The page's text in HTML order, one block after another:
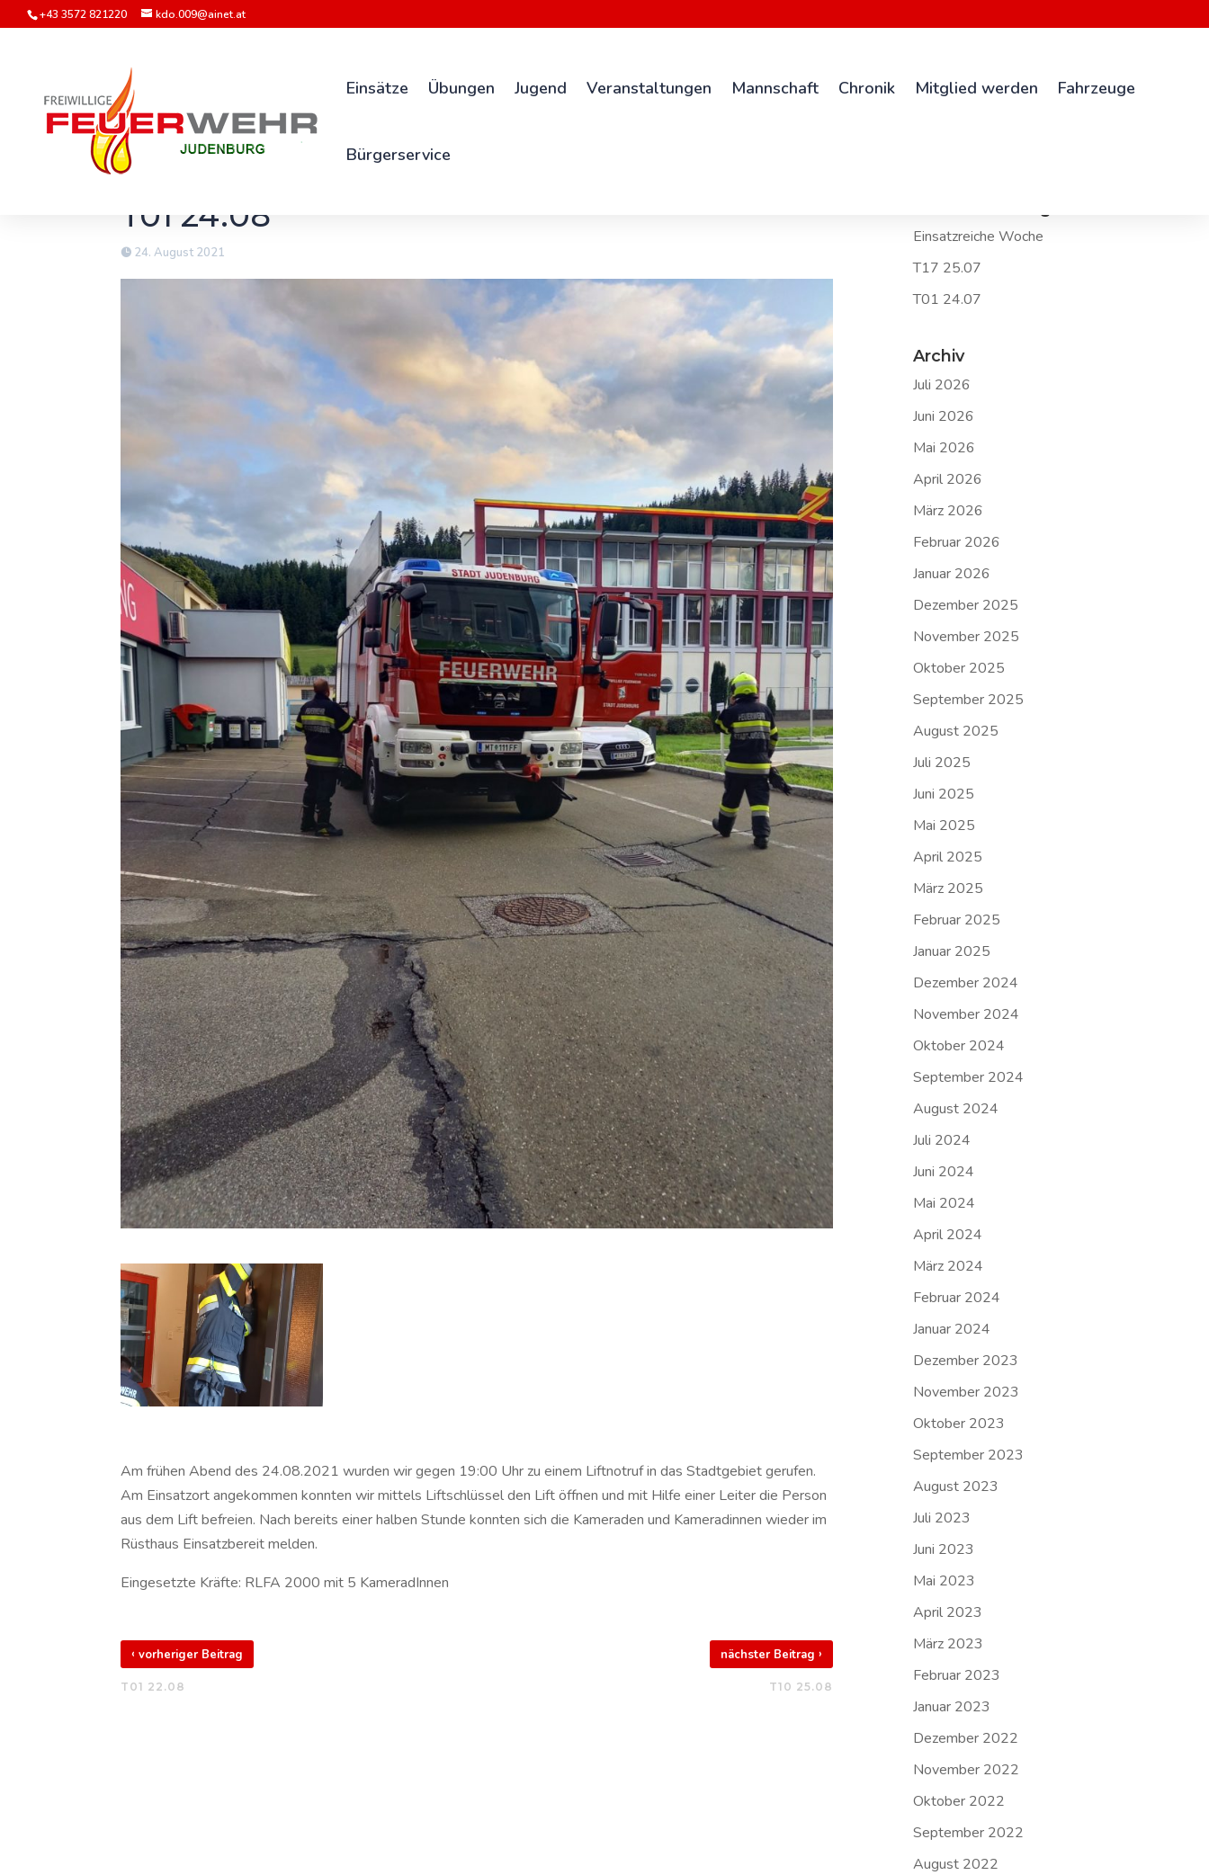
+43 3572 821220 kdo.009@ainet.at
Einsätze Übungen Jugend Veranstaltungen Mannschaft Chronik Mitglied werden Fahrzeuge
Bürgerservice
T01 24.08
24. August 2021
Am frühen Abend des 24.08.2021 wurden wir gegen 19:00 Uhr zu einem Liftnotruf in das Stadtgebiet gerufen.
Am Einsatzort angekommen konnten wir mittels Liftschlüssel den Lift öffnen und mit Hilfe einer Leiter die Person
aus dem Lift befreien. Nach bereits einer halben Stunde konnten sich die Kameraden und Kameradinnen wieder im
Rüsthaus Einsatzbereit melden.
Eingesetzte Kräfte: RLFA 2000 mit 5 KameradInnen
‹ vorheriger Beitrag
T01 22.08
nächster Beitrag›
T10 25.08
Einsatzreiche Woche
T17 25.07
T01 24.07
Archiv
Juli 2026
Juni 2026
Mai 2026
April 2026
März 2026
Februar 2026
Januar 2026
Dezember 2025
November 2025
Oktober 2025
September 2025
August 2025
Juli 2025
Juni 2025
Mai 2025
April 2025
März 2025
Februar 2025
Januar 2025
Dezember 2024
November 2024
Oktober 2024
September 2024
August 2024
Juli 2024
Juni 2024
Mai 2024
April 2024
März 2024
Februar 2024
Januar 2024
Dezember 2023
November 2023
Oktober 2023
September 2023
August 2023
Juli 2023
Juni 2023
Mai 2023
April 2023
März 2023
Februar 2023
Januar 2023
Dezember 2022
November 2022
Oktober 2022
September 2022
August 2022